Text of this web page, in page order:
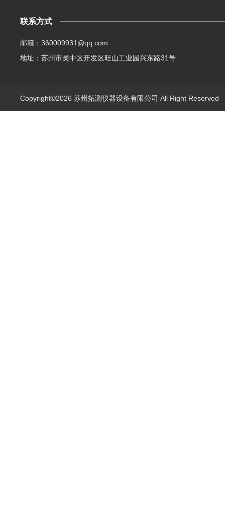
联系方式
邮箱：360009931@qq.com
地址：苏州市吴中区开发区旺山工业园兴东路31号
Copyright©2026 苏州拓测仪器设备有限公司 All Right